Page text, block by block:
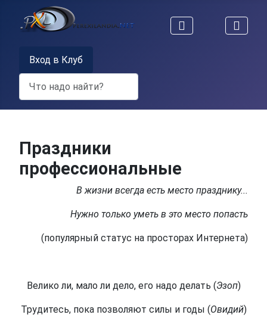
Вход в Клуб
Праздники
профессиональные
В жизни всегда есть место празднику...
Нужно только уметь в это место попасть
(популярный статус на просторах Интернета)
Велико ли, мало ли дело, его надо делать (Эзоп)
Трудитесь, пока позволяют силы и годы (Овидий)